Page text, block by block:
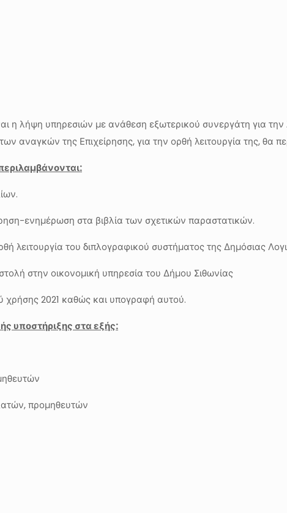
η λήψη υπηρεσιών με ανάθεση εξωτερικού συνεργάτη για την
αναγκών της Επιχείρησης, για την ορθή λειτουργία της, θα
ενημέρωση στα βιβλία των σχετικών παραστατικών.
λειτουργία του διπλογραφικού συστήματος της Δημόσιας
στην οικονομική υπηρεσία του Δήμου Σιθωνίας
χρήσης 2021 καθώς και υπογραφή αυτού.
υποστήριξης στα εξής:
προμηθευτών